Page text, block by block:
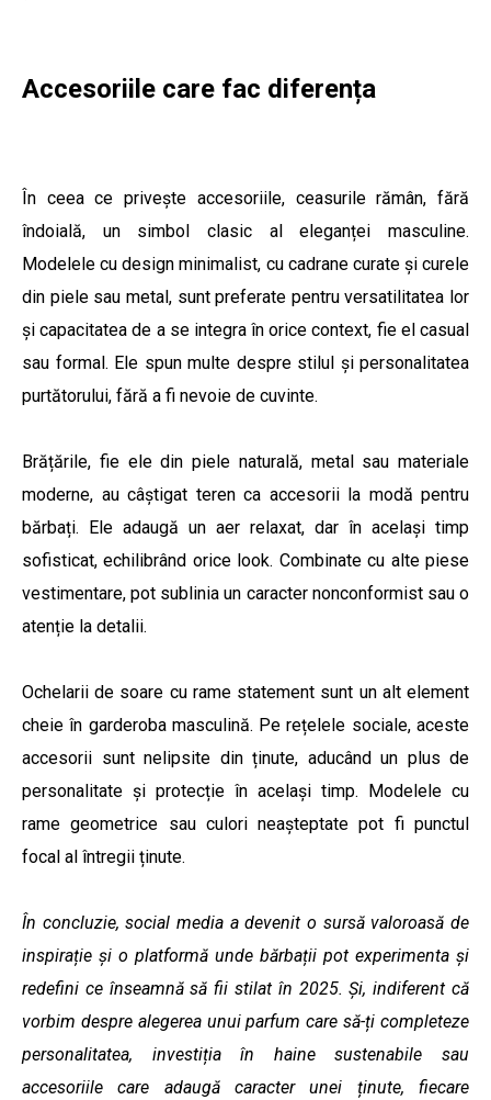
Accesoriile care fac diferența
În ceea ce privește accesoriile, ceasurile rămân, fără
îndoială, un simbol clasic al eleganței masculine.
Modelele cu design minimalist, cu cadrane curate și curele
din piele sau metal, sunt preferate pentru versatilitatea lor
și capacitatea de a se integra în orice context, fie el casual
sau formal. Ele spun multe despre stilul și personalitatea
purtătorului, fără a fi nevoie de cuvinte.
Brățările, fie ele din piele naturală, metal sau materiale
moderne, au câștigat teren ca accesorii la modă pentru
bărbați. Ele adaugă un aer relaxat, dar în același timp
sofisticat, echilibrând orice look. Combinate cu alte piese
vestimentare, pot sublinia un caracter nonconformist sau o
atenție la detalii.
Ochelarii de soare cu rame statement sunt un alt element
cheie în garderoba masculină. Pe rețelele sociale, aceste
accesorii sunt nelipsite din ținute, aducând un plus de
personalitate și protecție în același timp. Modelele cu
rame geometrice sau culori neașteptate pot fi punctul
focal al întregii ținute.
În concluzie, social media a devenit o sursă valoroasă de
inspirație și o platformă unde bărbații pot experimenta și
redefini ce înseamnă să fii stilat în 2025. Și, indiferent că
vorbim despre alegerea unui parfum care să-ți completeze
personalitatea, investiția în haine sustenabile sau
accesoriile care adaugă caracter unei ținute, fiecare